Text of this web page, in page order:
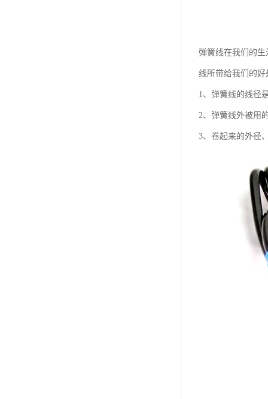
弹簧线在我们的
线所带给我们的
1、弹簧线的线径
2、弹簧线外被用
3、卷起来的外径